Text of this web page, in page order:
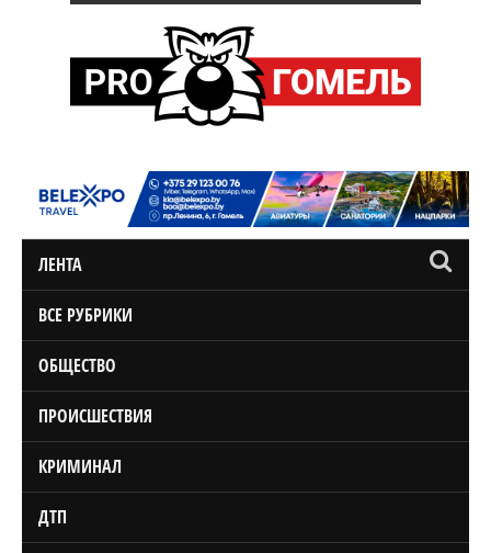
ЛЕНТА
ВСЕ РУБРИКИ
ОБЩЕСТВО
ПРОИСШЕСТВИЯ
КРИМИНАЛ
ДТП